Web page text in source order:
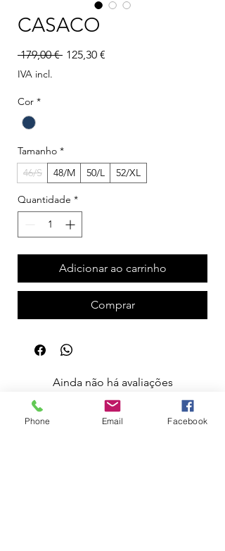
CASACO
179,00 € Preço normal
125,30 €
IVA incl.
Cor *
Tamanho *
46/S
48/M 50/L 52/XL
Quantidade *
Adicionar ao carrinho
Comprar
Ainda não há avaliações
Compartilhe sua opinião. Seja o primeiro a
deixar uma avaliação.
Phone Email Facebook